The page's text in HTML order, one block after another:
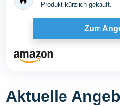
Produkt kürzlich gekauft.
Zum
Aktuelle